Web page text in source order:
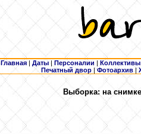
Главная | Даты | Персоналии | Коллективы
Печатный двор |Фотоархив |
Выборка: на